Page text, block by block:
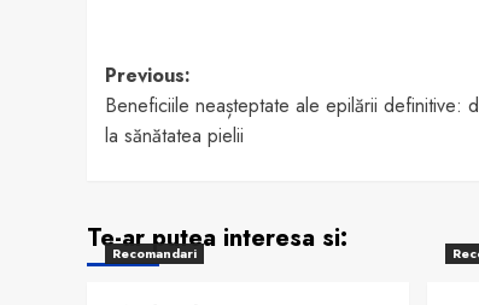
Post
navigation
Previous:
Beneficiile neașteptate ale epilării definitive:
la sănătatea pielii
Te-ar putea interesa si:
Recomandari